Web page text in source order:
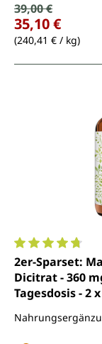
Verkaufspreis:
Regulärer Preis:
39,00 €
35,10 €
(240,41 € / kg)
2er-Sparset:
Dicitrat - 360
Tagesdosis - 2